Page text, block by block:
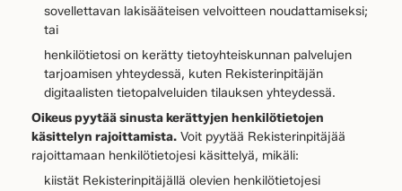
sovellettavan lakisääteisen velvoitteen noudattamiseksi;
tai
henkilötietosi on kerätty tietoyhteiskunnan palvelujen
tarjoamisen yhteydessä, kuten Rekisterinpitäjän
digitaalisten tietopalveluiden tilauksen yhteydessä.
Oikeus pyytää sinusta kerättyjen henkilötietojen
käsittelyn rajoittamista. Voit pyytää Rekisterinpitäjää
rajoittamaan henkilötietojesi käsittelyä, mikäli:
kiistät Rekisterinpitäjällä olevien henkilötietojesi